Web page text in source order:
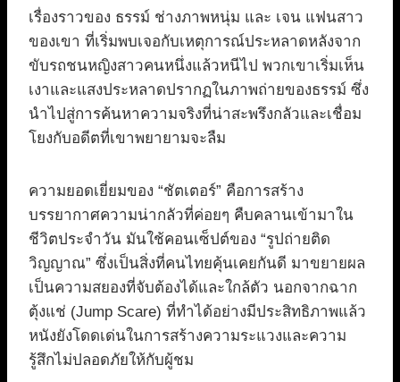
เรื่องราวของ ธรรม์ ช่างภาพหนุ่ม และ เจน แฟนสาว
ของเขา ที่เริ่มพบเจอกับเหตุการณ์ประหลาดหลังจาก
ขับรถชนหญิงสาวคนหนึ่งแล้วหนีไป พวกเขาเริ่มเห็น
เงาและแสงประหลาดปรากฏในภาพถ่ายของธรรม์ ซึ่ง
นำไปสู่การค้นหาความจริงที่น่าสะพรึงกลัวและเชื่อม
โยงกับอดีตที่เขาพยายามจะลืม
ความยอดเยี่ยมของ “ชัตเตอร์” คือการสร้าง
บรรยากาศความน่ากลัวที่ค่อยๆ คืบคลานเข้ามาใน
ชีวิตประจำวัน มันใช้คอนเซ็ปต์ของ “รูปถ่ายติด
วิญญาณ” ซึ่งเป็นสิ่งที่คนไทยคุ้นเคยกันดี มาขยายผล
เป็นความสยองที่จับต้องได้และใกล้ตัว นอกจากฉาก
ตุ้งแช่ (Jump Scare) ที่ทำได้อย่างมีประสิทธิภาพแล้ว
หนังยังโดดเด่นในการสร้างความระแวงและความ
รู้สึกไม่ปลอดภัยให้กับผู้ชม